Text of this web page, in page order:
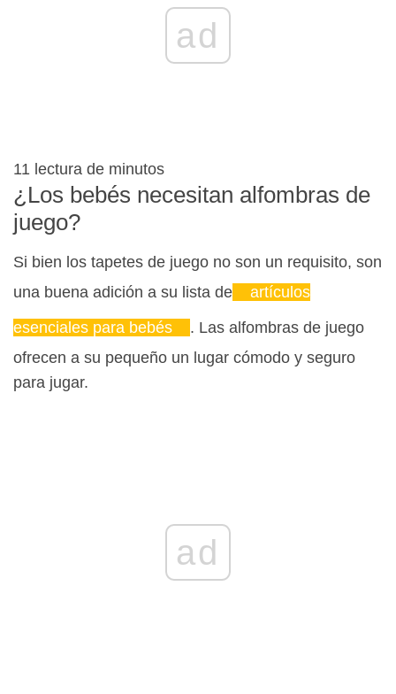
ad
11 lectura de minutos
¿Los bebés necesitan alfombras de
juego?
Si bien los tapetes de juego no son un requisito, son
una buena adición a su lista de
artículos
esenciales para bebés
. Las alfombras de juego
ofrecen a su pequeño un lugar cómodo y seguro
para jugar.
ad